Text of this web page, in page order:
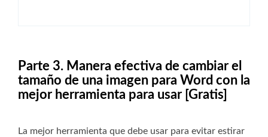
Parte 3. Manera efectiva de cambiar el
tamaño de una imagen para Word con la
mejor herramienta para usar [Gratis]
La mejor herramienta que debe usar para evitar estirar